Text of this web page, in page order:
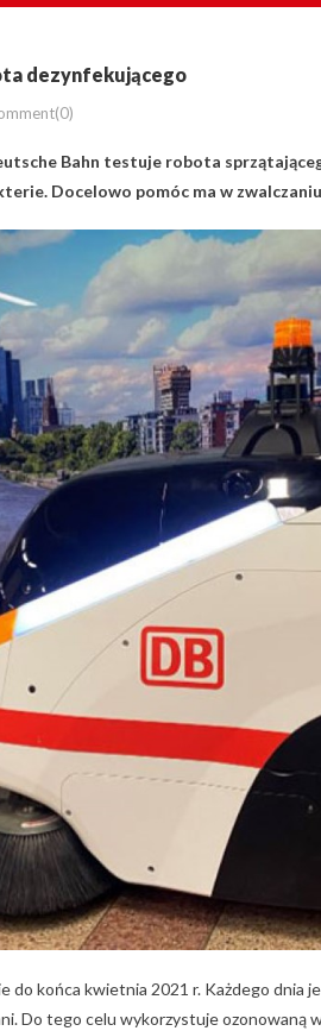
dezynfekującego
Bahn testuje robota
Docelowo pomóc ma w
końca kwietnia 2021 r. Każdego dnia
Do tego celu wykorzystuje ozonowaną